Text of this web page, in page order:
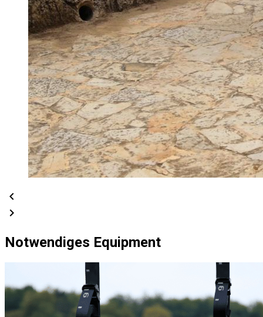
chevron_left
chevron_right
Notwendiges Equipment